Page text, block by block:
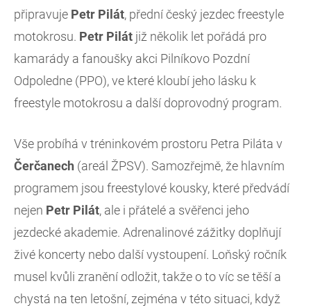
připravuje Petr Pilát, přední český jezdec freestyle
motokrosu. Petr Pilát již několik let pořádá pro
kamarády a fanoušky akci Pilníkovo Pozdní
Odpoledne (PPO), ve které kloubí jeho lásku k
freestyle motokrosu a další doprovodný program.
Vše probíhá v tréninkovém prostoru Petra Piláta v
Čerčanech (areál ŽPSV). Samozřejmě, že hlavním
programem jsou freestylové kousky, které předvádí
nejen Petr Pilát, ale i přátelé a svěřenci jeho
jezdecké akademie. Adrenalinové zážitky doplňují
živé koncerty nebo další vystoupení. Loňský ročník
musel kvůli zranění odložit, takže o to víc se těší a
chystá na ten letošní, zejména v této situaci, když